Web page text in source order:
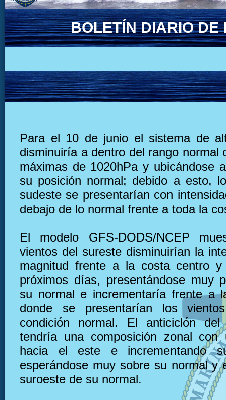
BOLETÍN DIARIO DE
Para el 10 de junio el sistema de
disminuiría a dentro del rango normal
máximas de 1020hPa y ubicándose
su posición normal; debido a esto,
sudeste se presentarían con
debajo de lo normal frente a toda la
El modelo GFS-DODS/NCEP
vientos del sureste disminuirían la
magnitud frente a la costa centro
próximos días, presentándose muy
su normal e incrementaría frente a
donde se presentarían los
condición normal. El anticiclón
tendría una composición zonal con
hacia el este e incrementando
esperándose muy sobre su normal y
suroeste de su normal.